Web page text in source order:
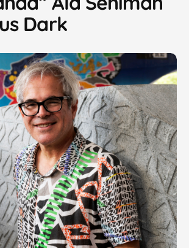
Dark